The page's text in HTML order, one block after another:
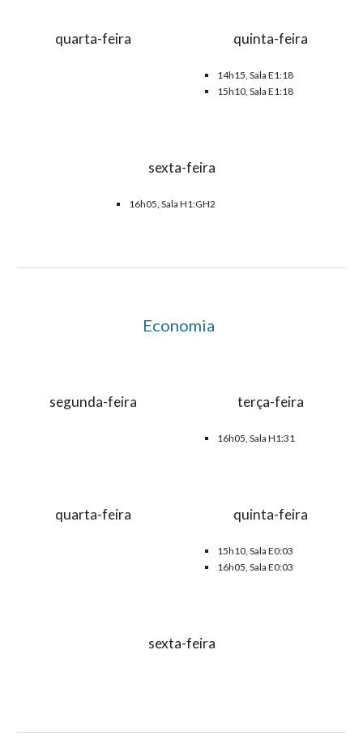
quarta-feira quinta-feira
14h15, SalaE1:18
15h10, Sala E1:18
sexta-feira
16h05, Sala H1:GH2
Economia
segunda-feira terça-feira
16h05, Sala H1:31
quarta-feira quinta-feira
15h10, Sala E0:03
16h05, Sala E0:03
sexta-feira